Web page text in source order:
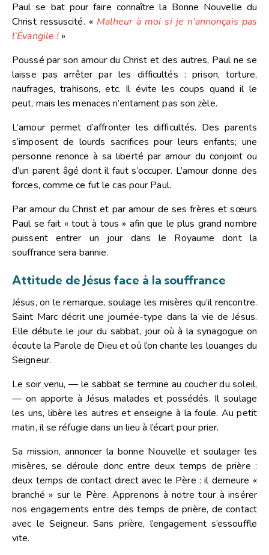
Paul se bat pour faire connaître la Bonne Nouvelle du
Christ ressuscité. « Malheur à moi si je n’annonçais pas
l’Évangile ! »
Poussé par son amour du Christ et des autres, Paul ne se
laisse pas arrêter par les difficultés : prison, torture,
naufrages, trahisons, etc. Il évite les coups quand il le
peut, mais les menaces n’entament pas son zèle.
L’amour permet d’affronter les difficultés. Des parents
s’imposent de lourds sacrifices pour leurs enfants; une
personne renonce à sa liberté par amour du conjoint ou
d’un parent âgé dont il faut s’occuper. L’amour donne des
forces, comme ce fut le cas pour Paul.
Par amour du Christ et par amour de ses frères et sœurs
Paul se fait « tout à tous » afin que le plus grand nombre
puissent entrer un jour dans le Royaume dont la
souffrance sera bannie.
Attitude de Jésus face à la souffrance
Jésus, on le remarque, soulage les misères qu’il rencontre.
Saint Marc décrit une journée-type dans la vie de Jésus.
Elle débute le jour du sabbat, jour où à la synagogue on
écoute la Parole de Dieu et où l’on chante les louanges du
Seigneur.
Le soir venu, — le sabbat se termine au coucher du soleil,
— on apporte à Jésus malades et possédés. Il soulage
les uns, libère les autres et enseigne à la foule. Au petit
matin, il se réfugie dans un lieu à l’écart pour prier.
Sa mission, annoncer la bonne Nouvelle et soulager les
misères, se déroule donc entre deux temps de prière :
deux temps de contact direct avec le Père : il demeure «
branché » sur le Père. Apprenons à notre tour à insérer
nos engagements entre des temps de prière, de contact
avec le Seigneur. Sans prière, l’engagement s’essouffle
vite.